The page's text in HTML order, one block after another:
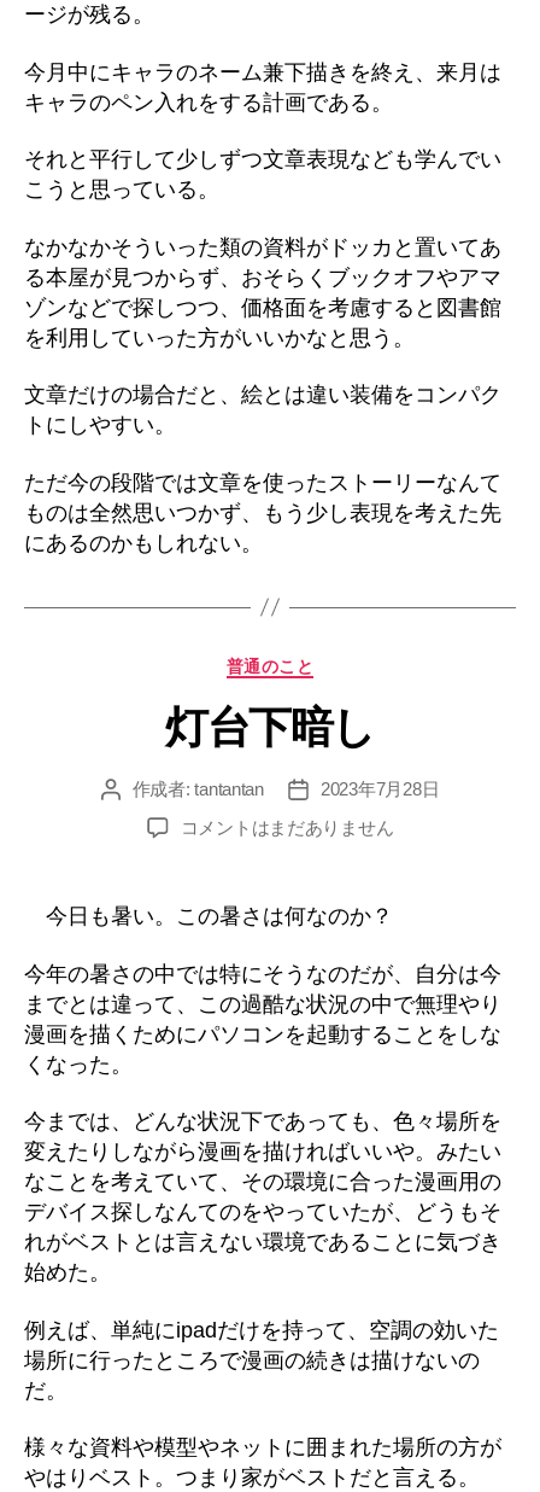
ージが残る。
今月中にキャラのネーム兼下描きを終え、来月は
キャラのペン入れをする計画である。
それと平行して少しずつ文章表現なども学んでい
こうと思っている。
なかなかそういった類の資料がドッカと置いてあ
る本屋が見つからず、おそらくブックオフやアマ
ゾンなどで探しつつ、価格面を考慮すると図書館
を利用していった方がいいかなと思う。
文章だけの場合だと、絵とは違い装備をコンパク
トにしやすい。
ただ今の段階では文章を使ったストーリーなんて
ものは全然思いつかず、もう少し表現を考えた先
にあるのかもしれない。
カ
ゴ
リ
普通のこと
灯台下暗し
投 作成者:tantantan
投
稿
日
2023年7月28日
灯
暗
し
の
コメントはまだありません
今日も暑い。この暑さは何なのか？
今年の暑さの中では特にそうなのだが、自分は今
までとは違って、この過酷な状況の中で無理やり
漫画を描くためにパソコンを起動することをしな
くなった。
今までは、どんな状況下であっても、色々場所を
変えたりしながら漫画を描ければいいや。みたい
なことを考えていて、その環境に合った漫画用の
デバイス探しなんてのをやっていたが、どうもそ
れがベストとは言えない環境であることに気づき
始めた。
例えば、単純にipadだけを持って、空調の効いた
場所に行ったところで漫画の続きは描けないの
だ。
様々な資料や模型やネットに囲まれた場所の方が
やはりベスト。つまり家がベストだと言える。